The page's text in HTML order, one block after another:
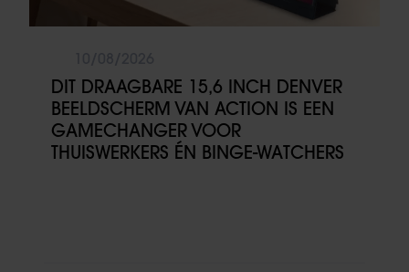
DIT DRAAGBARE 15,6 INCH DENVER
BEELDSCHERM VAN ACTION IS EEN
GAMECHANGER VOOR
THUISWERKERS ÉN BINGE-WATCHERS